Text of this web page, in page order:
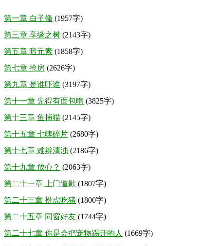
第一章 白子翛 (1957字)
第三章 享缘之树 (2143字)
第五章 暗元素 (1858字)
第七章 抢房 (2626字)
第九章 是谁吓谁 (3197字)
第十一章 先得有面包啃 (3825字)
第十三章 鱼捕猫 (2145字)
第十五章 七魄碎片 (2680字)
第十七章 难辨清浊 (2186字)
第十九章 放心？ (2063字)
第二十一章 上门道歉 (1807字)
第二十三章 扮虎吃猪 (1800字)
第二十五章 同窗好友 (1744字)
第二十七章 你是会把宠物踢开的人 (1669字)